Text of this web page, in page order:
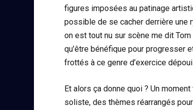
figures imposées au patinage
possible de se cacher derrière une
on est tout nu sur scène me dit
qu’être bénéfique pour progresser
frottés à ce genre d’exercice
Et alors ça donne quoi ? Un
soliste, des thèmes réarrangés